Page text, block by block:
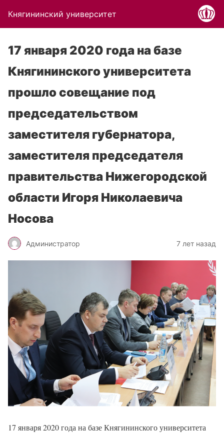
Княгининский университет
17 января 2020 года на базе
Княгининского университета
прошло совещание под
председательством
заместителя губернатора,
заместителя председателя
правительства Нижегородской
области Игоря Николаевича
Носова
Администратор 7 лет назад
17 января 2020 года на базе Княгининского университета